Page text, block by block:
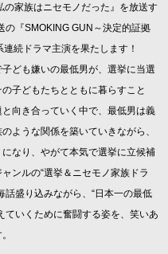
家族はニセモノだった』を放送す
『SMOKING GUN～決定的証拠
続ドラマ主演を果たします！
ども嫌いの最低男が、選挙に当選
子どもたちとともに暮らすこと
向き合っていく中で、最低男は義
ような関係を築いていきながら、
なり、やがて本気で選挙に立候補
ンルの“選挙＆ニセモノ家族ドラ
話盛り込みながら、“日本一の最低
ていくために奮闘する姿を、笑いあ